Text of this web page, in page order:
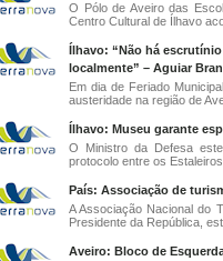
O Pólo de Aveiro das
Centro Cultural de Ílhavo
Ílhavo: “Não há
localmente” – Aguiar
Em dia de Feriado
austeridade na região de
Ílhavo: Museu garante
O Ministro da Defesa
protocolo entre os
País: Associação de
A Associação Nacional do
Presidente da República,
Aveiro: Bloco de